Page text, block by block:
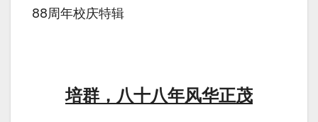
88周年校庆特辑
培群，八十八年风华正茂